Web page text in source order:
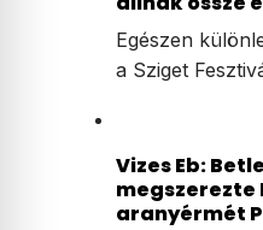
Egészen
a Sziget
Vizes Eb:
megszerezte
aranyérmét